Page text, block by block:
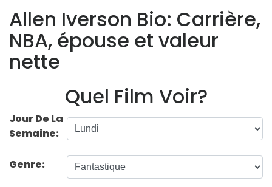
Allen Iverson Bio: Carrière,
NBA, épouse et valeur
nette
Quel Film Voir?
Jour De La
Semaine:
Genre: